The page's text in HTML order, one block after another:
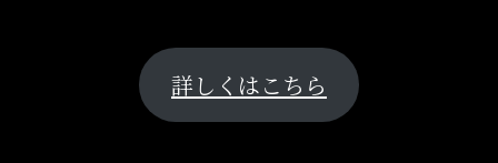
詳しくはこちら